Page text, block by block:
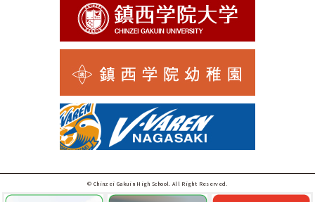
© Chinzei Gakuin High School. All Right Reserved.